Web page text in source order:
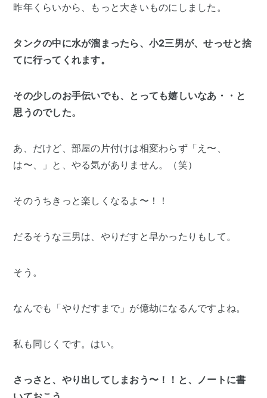
昨年くらいから、もっと大きいものにしました。
タンクの中に水が溜まったら、小2三男が、せっせと捨
てに行ってくれます。
その少しのお手伝いでも、とっても嬉しいなあ・・と
思うのでした。
あ、だけど、部屋の片付けは相変わらず「え〜、
は〜、」と、やる気がありません。（笑）
そのうちきっと楽しくなるよ〜！！
だるそうな三男は、やりだすと早かったりもして。
そう。
なんでも「やりだすまで」が億劫になるんですよね。
私も同じくです。はい。
さっさと、やり出してしまおう〜！！と、ノートに書